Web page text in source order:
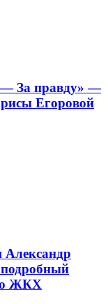
— За правду» —
Егоровой
Александр
ЖКХ